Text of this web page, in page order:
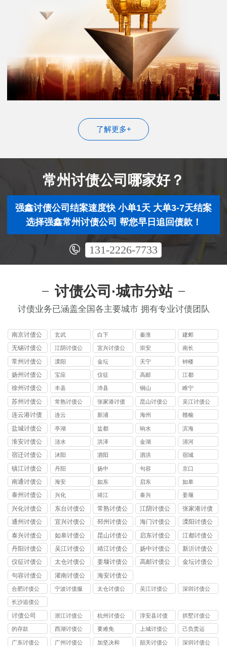
了解更多+
常州讨债公司哪家好？
强鑫讨债公司结案速度快 小单1天 大单3-7天结案
选择强鑫常州讨债公司 帮您早日追回债款！
131-2226-7733
讨债公司·城市分站
讨债业务已涵盖全国各主要城市 拥有专业讨债团队
南京讨债公
司
玄武 白下 秦淮 建邺
无锡讨债公
司
江阴讨债公
司
宜兴讨债公
司
崇安 南长
常州讨债公
司
溧阳 金坛 天宁 钟楼
扬州讨债公
司
宝应 仪征 高邮 江都
徐州讨债公
司
丰县 沛县 铜山 睢宁
苏州讨债公
司
常熟讨债公
司
张家港讨债
公司
昆山讨债公
司
吴江讨债公
司
连云港讨债
公司
连云 新浦 海州 赣榆
盐城讨债公
司
亭湖 盐都 响水 滨海
淮安讨债公
司
涟水 洪泽 金湖 清河
宿迁讨债公
司
沭阳 泗阳 泗洪 宿城
镇江讨债公
司
丹阳 扬中 句容 京口
南通讨债公
司
海安 如东 启东 如皋
泰州讨债公
司
兴化 靖江 泰兴 姜堰
兴化讨债公
司
东台讨债公
司
常熟讨债公
司
江阴讨债公
司
张家港讨债
公司
通州讨债公
司
宜兴讨债公
司
邳州讨债公
司
海门讨债公
司
溧阳讨债公
司
泰兴讨债公
司
如皋讨债公
司
昆山讨债公
司
启东讨债公
司
江都讨债公
司
丹阳讨债公
司
吴江讨债公
司
靖江讨债公
司
扬中讨债公
司
新沂讨债公
司
仪征讨债公
司
太仓讨债公
司
姜堰讨债公
司
高邮讨债公
金坛讨债公
句容讨债公
司
灌南讨债公
司
海安讨债公
司
合肥讨债公
司
宁波讨债服
太仓讨债公
吴江讨债公
深圳讨债公
长沙追债公
司
讨债公司
浙江讨债公
司
杭州讨债公
司
淳安县讨债
拱墅讨债公
司
的存款
西湖讨债公
司
要难免
上城讨债公
司
己负责运
广东讨债公
广州讨债公
加坚决和
韶关讨债公
深圳讨债公